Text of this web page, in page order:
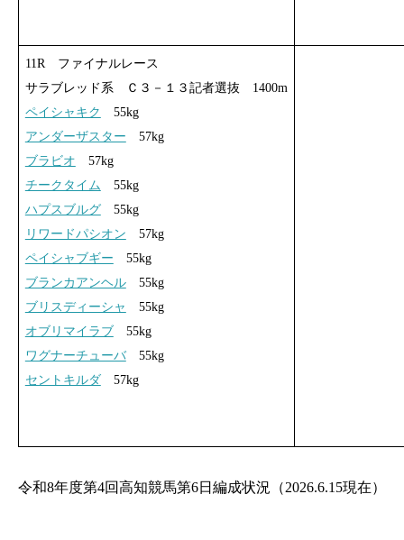
11R ファイナルレース
サラブレッド系 Ｃ３－１３記者選抜 1400m
ペイシャキク
55kg
アンダーザスター 57kg
ブラビオ 57kg
チークタイム 55kg
ハプスブルグ55kg
リワードパシオン 57kg
ペイシャブギー 55kg
ブランカアンヘル55kg
ブリスディーシャ
55kg
オブリマイラブ 55kg
ワグナーチューバ55kg
セントキルダ57kg
令和8年度第4回高知競馬第6日編成状況（2026.6.15現在）